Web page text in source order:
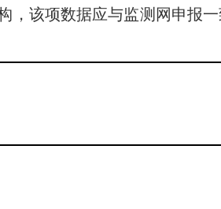
，该项数据应与监测网申报